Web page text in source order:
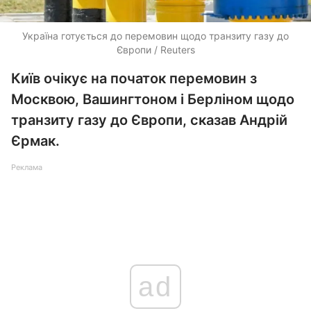
Україна готується до перемовин щодо транзиту газу до
Європи / Reuters
Київ очікує на початок перемовин з
Москвою, Вашингтоном і Берліном щодо
транзиту газу до Європи, сказав Андрій
Єрмак.
Реклама
ad